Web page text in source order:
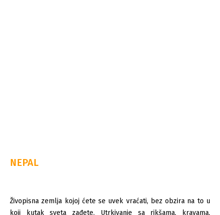
NEPAL
Živopisna zemlja kojoj ćete se uvek vraćati, bez obzira na to u
koji kutak sveta zađete. Utrkivanje sa rikšama, kravama,